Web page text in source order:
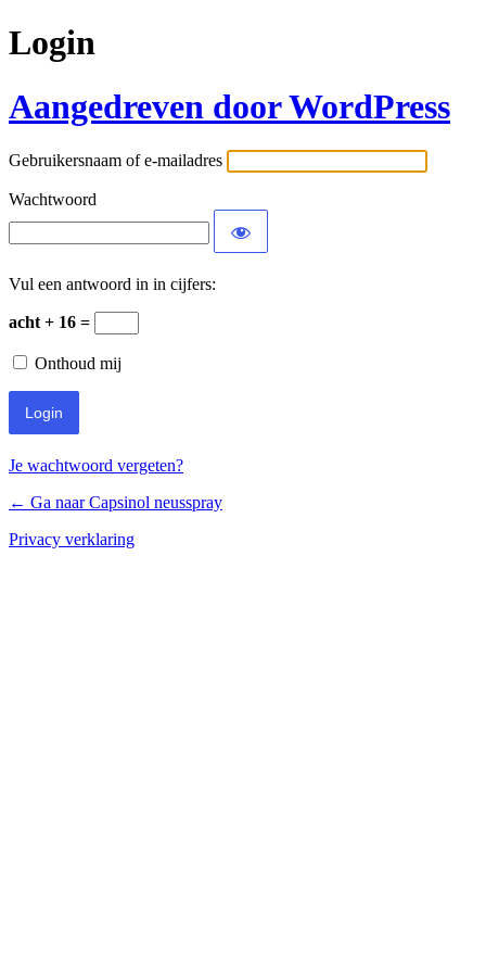
Login
Aangedreven door WordPress
Gebruikersnaam of e-mailadres
Wachtwoord
Vul een antwoord in in cijfers:
acht + 16 =
Onthoud mij
Je wachtwoord vergeten?
← Ga naar Capsinol neusspray
Privacy verklaring